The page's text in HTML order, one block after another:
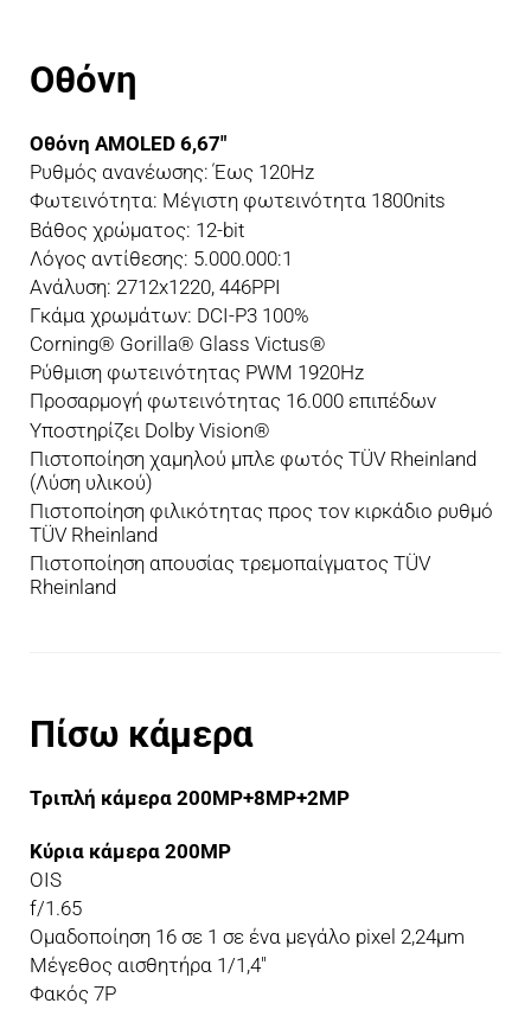
Οθόνη
Οθόνη AMOLED 6,67"
Ρυθμός ανανέωσης: Έως 120Hz
Φωτεινότητα: Μέγιστη φωτεινότητα 1800nits
Βάθος χρώματος: 12-bit
Λόγος αντίθεσης: 5.000.000:1
Ανάλυση: 2712x1220, 446PPI
Γκάμα χρωμάτων: DCI-P3 100%
Corning® Gorilla® Glass Victus®
Ρύθμιση φωτεινότητας PWM 1920Hz
Προσαρμογή φωτεινότητας 16.000 επιπέδων
Υποστηρίζει Dolby Vision®
Πιστοποίηση χαμηλού μπλε φωτός TÜV Rheinland
(Λύση υλικού)
Πιστοποίηση φιλικότητας προς τον κιρκάδιο ρυθμό
TÜV Rheinland
Πιστοποίηση απουσίας τρεμοπαίγματος TÜV
Rheinland
Πίσω κάμερα
Τριπλή κάμερα 200MP+8MP+2MP
Κύρια κάμερα 200MP
OIS
f/1.65
Ομαδοποίηση 16 σε 1 σε ένα μεγάλο pixel 2,24μm
Μέγεθος αισθητήρα 1/1,4"
Φακός 7P